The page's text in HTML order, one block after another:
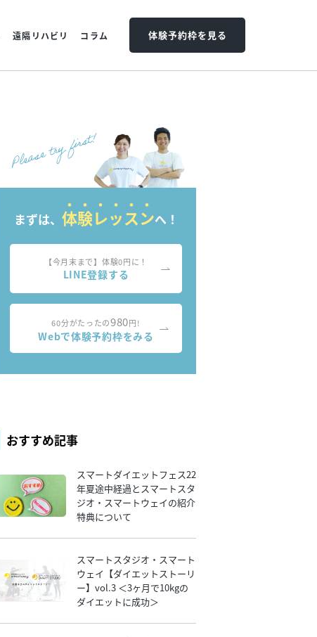
遠隔リハビリ コラム 体験予約枠を見る
まずは、 体験レッスンへ！
【今月末まで】体験0円に！
LINE登録する
60分がたったの980円!
Webで体験予約枠をみる
おすすめ記事
スマートダイエットフェス22
年夏途中経過とスマートスタ
ジオ・スマートウェイの紹介
特典について
スマートスタジオ・スマート
ウェイ【ダイエットストーリ
ー】vol.3 ＜3ヶ月で10kgの
ダイエットに成功＞